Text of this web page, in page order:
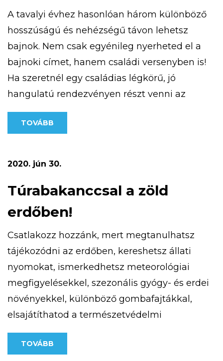
A tavalyi évhez hasonlóan három különböző
hosszúságú és nehézségű távon lehetsz
bajnok. Nem csak egyénileg nyerheted el a
bajnoki címet, hanem családi versenyben is!
Ha szeretnél egy családias légkörű, jó
hangulatú rendezvényen részt venni az
ország csúcsán, jelentkezz! További
információt a https://kekesteto.hu/kekesteto-
Számítunk rád, mert magasan a legjobb!
TOVÁBB
2020. jún 30.
Túrabakanccsal a zöld
erdőben!
Csatlakozz hozzánk, mert megtanulhatsz
tájékozódni az erdőben, kereshetsz állati
nyomokat, ismerkedhetsz meteorológiai
megfigyelésekkel, szezonális gyógy- és erdei
növényekkel, különböző gombafajtákkal,
elsajátíthatod a természetvédelmi
alapismereteket, az iránytű és a térkép
használatát. Részt vehetsz patak túrán,
TOVÁBB